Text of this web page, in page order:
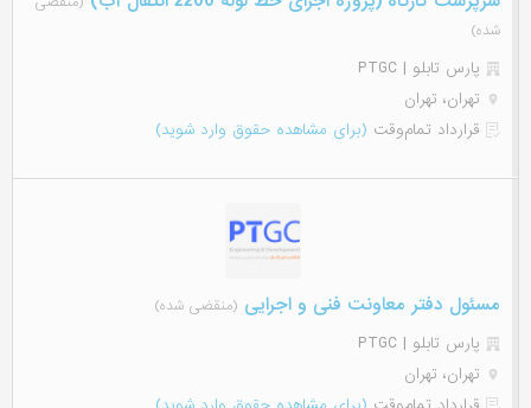
شده)
پارس تابلو | PTGC
تهران، تهران
قرارداد تمام‌وقت (برای مشاهده حقوق وارد شوید)
مسئول دفتر معاونت فنی و اجرایی (منقضی شده)
پارس تابلو | PTGC
تهران، تهران